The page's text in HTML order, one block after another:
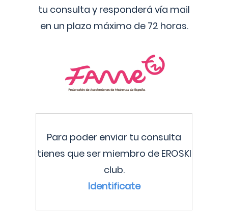
tu consulta y responderá vía mail
en un plazo máximo de 72 horas.
Para poder enviar tu consulta
tienes que ser miembro de EROSKI
club.
Identificate